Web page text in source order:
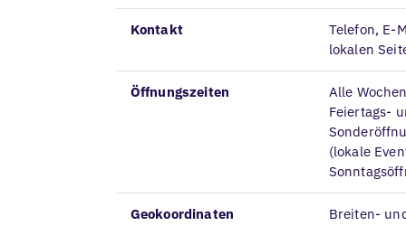
Kontakt
Telefon, E-
lokalen
Öffnungszeiten
Alle
Feiertags-
(lokale
Geokoordinaten
Breiten-